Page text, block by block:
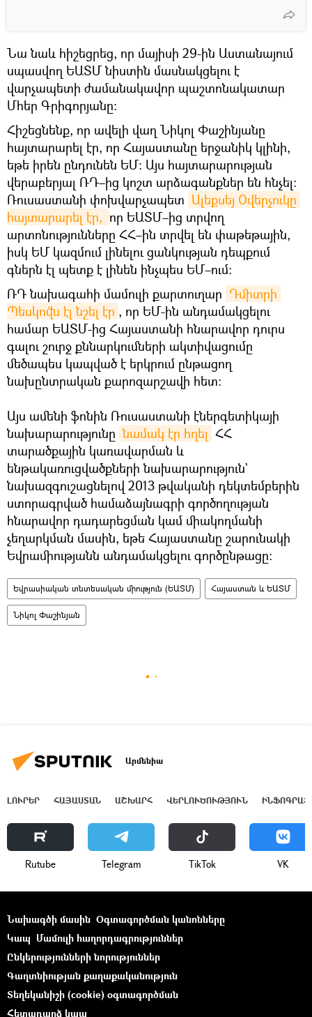
Նա նաև հիշեցրեց, որ մայիսի 29-ին Աստանայում
սպասվող ԵԱՏՄ նիստին մասնակցելու է
վարչապետի ժամանակավոր պաշտոնակատար
Մհեր Գրիգորյանը։
Հիշեցնենք, որ ավելի վաղ Նիկոլ Փաշինյանը
հայտարարել էր, որ Հայաստանը երջանիկ կլինի,
եթե իրեն ընդունեն ԵՄ։ Այս հայտարարության
վերաբերյալ ՌԴ–ից կոշտ արձագանքներ են հնչել։
Ռուսաստանի փոխվարչապետ Ալեքսեյ Օվերչուկը
հայտարարել էր, որ ԵԱՏՄ–ից տրվող
արտոնությունները ՀՀ–ին տրվել են փաթեթային,
իսկ ԵՄ կազմում լինելու ցանկության դեպքում
գներն էլ պետք է լինեն ինչպես ԵՄ–ում։
ՌԴ նախագահի մամուլի քարտուղար Դմիտրի
Պեսկովն էլ նշել էր , որ ԵՄ-ին անդամակցելու
համար ԵԱՏՄ-ից Հայաստանի հնարավոր դուրս
գալու շուրջ քննարկումների ակտիվացումը
մեծապես կապված է երկրում ընթացող
նախընտրական քարոզարշավի հետ։
Այս ամենի ֆոնին Ռուսաստանի էներգետիկայի
նախարարությունը նամակ էր հղել ՀՀ
տարածքային կառավարման և
ենթակառուցվածքների նախարարություն`
նախազգուշացնելով 2013 թվականի դեկտեմբերին
ստորագրված համաձայնագրի գործողության
հնարավոր դադարեցման կամ միակողմանի
չեղարկման մասին, եթե Հայաստանը շարունակի
Եվրամիությանն անդամակցելու գործընթացը։
Եվրասիական տնտեսական միություն (ԵԱՏՄ) Հայաստան և ԵԱՏՄ
Նիկոլ Փաշինյան
Արմենիա
ԼՈՒՐԵՐ ՀԱՅԱՍՏԱՆ ԱՇԽԱՐՀ ՎԵՐԼՈՒԾՈՒԹՅՈՒՆ
Rutube Telegram ТikТоk VK
Նախագծի մասին Օգտագործման կանոնները
Կապ Մամուլի հաղորդագրություններ
Ընկերությունների նորություններ
Գաղտնիության քաղաքականություն
Տեղեկանիշի (cookie) օգտագործման
Հետադարձ կապ